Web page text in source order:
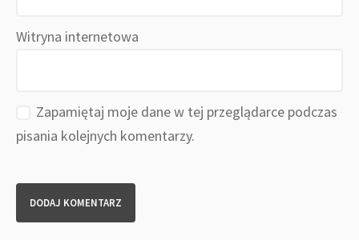
Witryna internetowa
Zapamiętaj moje dane w tej przeglądarce podczas
pisania kolejnych komentarzy.